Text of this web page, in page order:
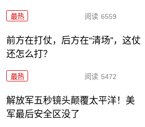
最热 阅读 6559
前方在打仗，后方在“清场”，这仗
还怎么打？
最热 阅读 5472
解放军五秒镜头颠覆太平洋！美
军最后安全区没了